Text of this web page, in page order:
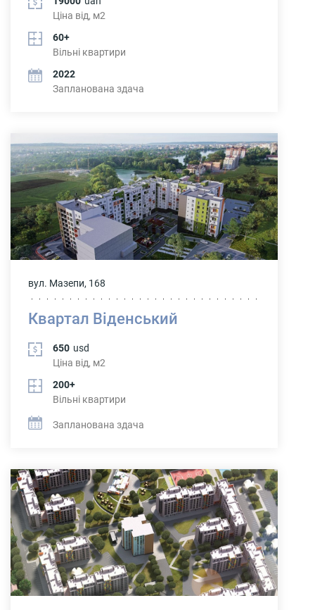
Ціна від, м2
60+
Вільні квартири
2022
Запланована здача
вул. Мазепи, 168
Квартал Віденський
650 usd
Ціна від, м2
200+
Вільні квартири
Запланована здача